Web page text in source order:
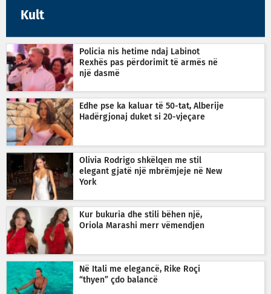
Kult
Policia nis hetime ndaj Labinot
Rexhës pas përdorimit të armës në
një dasmë
Edhe pse ka kaluar të 50-tat, Alberije
Hadërgjonaj duket si 20-vjeçare
Olivia Rodrigo shkëlqen me stil
elegant gjatë një mbrëmjeje në New
York
Kur bukuria dhe stili bëhen një,
Oriola Marashi merr vëmendjen
Në Itali me elegancë, Rike Roçi
“thyen” çdo balancë